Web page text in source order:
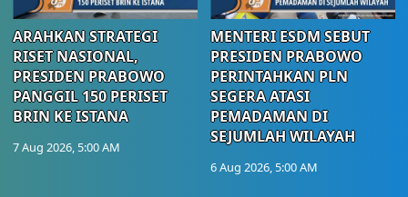
ARAHKAN STRATEGI
RISET NASIONAL,
PRESIDEN PRABOWO
PANGGIL 150 PERISET
BRIN KE ISTANA
7 Aug 2026, 5:00 AM
MENTERI ESDM SEBUT
PRESIDEN PRABOWO
PERINTAHKAN PLN
SEGERA ATASI
PEMADAMAN DI
SEJUMLAH WILAYAH
6 Aug 2026, 5:00 AM